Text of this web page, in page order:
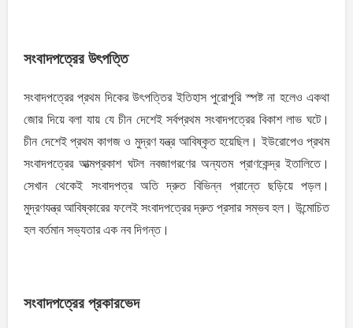
সংবাদপত্রের উৎপত্তি
সংবাদপত্রের প্রথম দিকের উৎপত্তির ইতিহাস পুরোপুরি স্পষ্ট না হলেও একথা
জোর দিয়ে বলা যায় যে চীন দেশেই সর্বপ্রথম সংবাদপত্রের বিকাশ লাভ ঘটে।
চীন দেশেই প্রথম কাগজ ও মুদ্রণ যন্ত্র আবিষ্কৃত হয়েছিল। ইউরােপেও প্রথম
সংবাদপত্রের আত্মপ্রকাশ ঘটল নবজাগরণের অন্যতম প্রাণকেন্দ্র ইতালিতে।
সেখান থেকেই সংবাদপত্র অতি দ্রুত বিভিন্ন প্রান্তে ছড়িয়ে পড়ল।
মুদ্রণযন্ত্র আবিষ্কারের ফলেই সংবাদপত্রের দ্রুত প্রসার সম্ভব হল। উন্মােচিত
হল বর্তমান সভ্যতার এক নব দিগন্ত।
সংবাদপত্রের প্রকারভেদ